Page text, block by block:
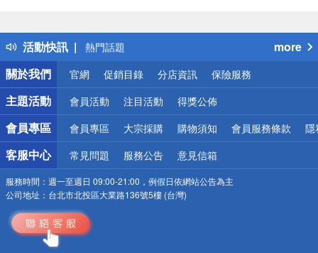
活動快訊
得獎公告
熱門話題
銀行優惠
偏遠地區配送
詐騙網頁！請小心！
more
關於我們
官網 促銷目錄 分店資訊 保險服務
主題活動 會員活動 注目活動 得獎公佈
會員專區 會員專區 大宗採購 購物須知 會員服務條款 隱
客服中心 常見問題 服務公告 意見信箱
服務時間： 週一至週日 09:00-21:00，例假日依網站公告為主
公司地址： 台北市北投區大業路136號5樓 (台灣)